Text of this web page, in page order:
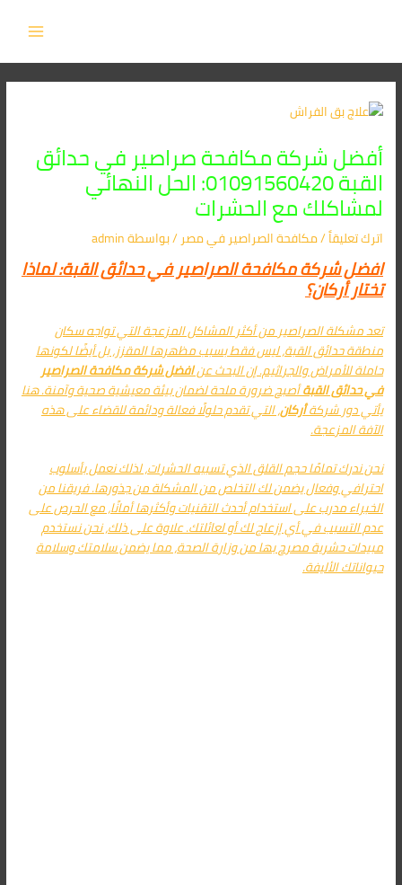
أفضل شركة مكافحة صراصير في حدائق
القبة 01091560420: الحل النهائي
لمشاكلك مع الحشرات
اترك تعليقاً/مكافحة الصراصير​ في مصر/ بواسطةadmin
افضل شركة مكافحة الصراصير في حدائق القبة: لماذا
تختار أركان؟
تعد مشكلة الصراصير من أكثر المشاكل المزعجة التي تواجه سكان
منطقة حدائق القبة، ليس فقط بسبب مظهرها المقزز، بل أيضًا لكونها
حاملة للأمراض والجراثيم. إن البحث عنافضل شركة مكافحة الصراصير
فيحدائق القبةأصبح ضرورة ملحة لضمان بيئة معيشية صحية وآمنة. هنا
يأتي دور شركةأركان، التي تقدم حلولًا فعالة ودائمة للقضاء على هذه
الآفة المزعجة.
نحن ندرك تمامًا حجم القلق الذي تسببه الحشرات، لذلك نعمل بأسلوب
احترافي وفعال يضمن لك التخلص من المشكلة من جذورها. فريقنا من
الخبراء مدرب على استخدام أحدث التقنيات وأكثرها أمانًا، مع الحرص على
عدم التسبب في أي إزعاج لك أو لعائلتك. علاوة على ذلك، نحن نستخدم
مبيدات حشرية مصرح بها من وزارة الصحة، مما يضمن سلامتك وسلامة
حيواناتك الأليفة.